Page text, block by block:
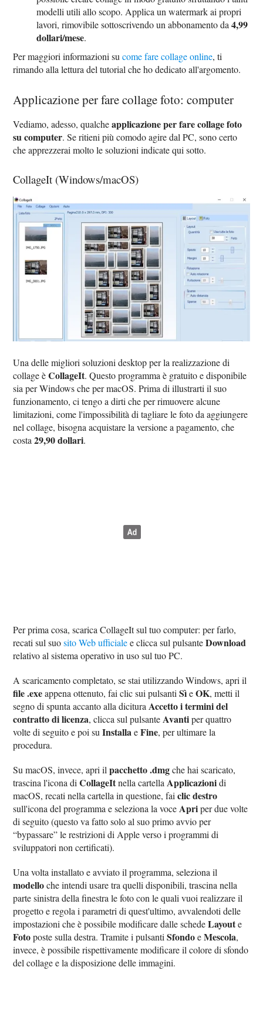
modelli utili allo scopo. Applica un watermark ai propri
lavori, rimovibile sottoscrivendo un abbonamento da4,99
dollari/mese.
Per maggiori informazioni sucome fare collage online, ti
rimando alla lettura del tutorial che ho dedicato all'argomento.
Applicazione per fare collage foto: computer
Vediamo, adesso, qualcheapplicazione per fare collage foto
su computer. Se ritieni più comodo agire dal PC, sono certo
che apprezzerai molto le soluzioni indicate qui sotto.
CollageIt (Windows/macOS)
Una delle migliori soluzioni desktop per la realizzazione di
collage èCollageIt. Questo programma è gratuito e disponibile
sia per Windows che per macOS. Prima di illustrarti il suo
funzionamento, ci tengo a dirti che per rimuovere alcune
limitazioni, come l'impossibilità di tagliare le foto da aggiungere
nel collage, bisogna acquistare la versione a pagamento, che
costa29,90 dollari.
Per prima cosa, scarica CollageIt sul tuo computer: per farlo,
recati sul suosito Web ufficialee clicca sul pulsanteDownload
relativo al sistema operativo in uso sul tuo PC.
A scaricamento completato, se stai utilizzando Windows, apri il
file .exeappena ottenuto, fai clic sui pulsantiSìeOK, metti il
segno di spunta accanto alla dicitura Accetto i termini del
contratto di licenza, clicca sul pulsante Avantiper quattro
volte di seguito e poi suInstallaeFine, per ultimare la
procedura.
Su macOS, invece, apri ilpacchetto .dmgche hai scaricato,
trascina l'icona diCollageItnella cartella Applicazionidi
macOS, recati nella cartella in questione, faiclic destro
sull'icona del programma e seleziona la voce Apriper due volte
di seguito (questo va fatto solo al suo primo avvio per
“bypassare” le restrizioni di Apple verso i programmi di
sviluppatori non certificati).
Una volta installato e avviato il programma, seleziona il
modelloche intendi usare tra quelli disponibili, trascina nella
parte sinistra della finestra le foto con le quali vuoi realizzare il
progetto e regola i parametri di quest'ultimo, avvalendoti delle
impostazioni che è possibile modificare dalle schedeLayoute
Fotoposte sulla destra. Tramite i pulsantiSfondoeMescola,
invece, è possibile rispettivamente modificare il colore di sfondo
del collage e la disposizione delle immagini.